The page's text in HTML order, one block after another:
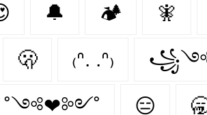
🔔 🏕️ 🧚‍
🫢 ₍ᐢ. .ᐢ₎
˚༺❤︎༻˚ 😑